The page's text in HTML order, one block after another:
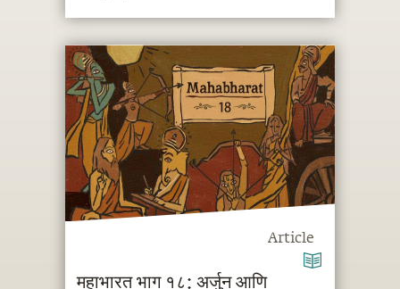
Article
महाभारत भाग १८: अर्जुन आणि